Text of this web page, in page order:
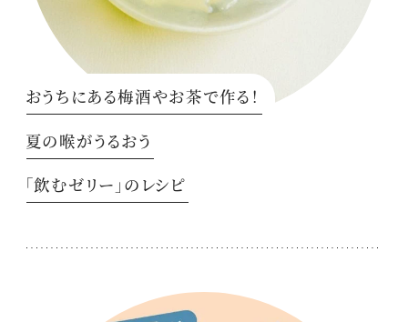
おうちにある梅酒やお茶で作る！
夏の喉がうるおう
「飲むゼリー」のレシピ